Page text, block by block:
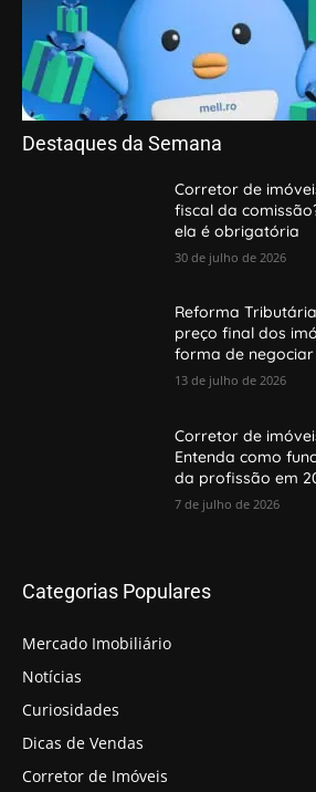
Destaques da Semana
Corretor de
fiscal da
ela é obrigatória
30 de julho de 2026
Reforma
preço final dos
forma de
13 de julho de 2026
Corretor de
Entenda como
da profissão em
7 de julho de 2026
Categorias Populares
Mercado Imobiliário
Notícias
Curiosidades
Dicas de Vendas
Corretor de Imóveis